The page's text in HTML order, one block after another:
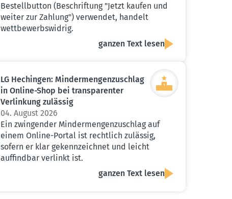
Bestellbutton (Beschriftung "Jetzt kaufen und
weiter zur Zahlung") verwendet, handelt
wettbewerbswidrig.
ganzen Text lesen
LG Hechingen: Minder­men­gen­zu­schlag
in Online-Shop bei trans­pa­renter
Verlinkung zulässig
04. August 2026
Ein zwingender Mindermengenzuschlag auf
einem Online-Portal ist rechtlich zulässig,
sofern er klar gekennzeichnet und leicht
auffindbar verlinkt ist.
ganzen Text lesen